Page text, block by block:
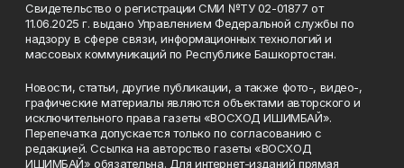
Свидетельство о регистрации СМИ №ТУ 02-01877 от
11.06.2025 г. выдано Управлением Федеральной службы по
надзору в сфере связи, информационных технологий и
массовых коммуникаций по Республике Башкортостан.
Новости, статьи, другие публикации, а также фото-, видео-,
графические материалы являются объектами авторского и
исключительного права газеты «ВОСХОД ИШИМБАЙ».
Перепечатка допускается только по согласованию с
редакцией. Ссылка на авторство газеты «ВОСХОД
ИШИМБАЙ» обязательна. Для интернет-изданий прямая